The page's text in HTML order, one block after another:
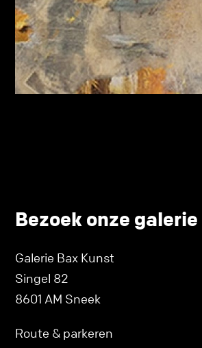
Bezoek onze galerie
Galerie Bax Kunst
Singel 82
8601 AM Sneek
Route & parkeren